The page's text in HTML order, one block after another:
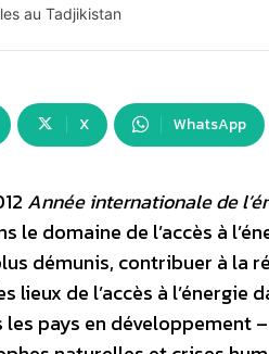
au Tadjikistan
X WhatsApp
Année internationale de
le domaine de l’accès à
démunis, contribuer à
lieux de l’accès à l’énergie
pays en développement